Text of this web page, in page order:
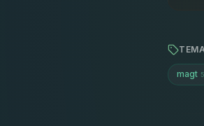
magt 5